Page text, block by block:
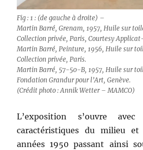
Fig : 1 : (de gauche à droite) –
Martin Barré, Grenam, 1957, Huile sur
Collection privée, Paris, Courtesy
Martin Barré, Peinture, 1956, Huile sur
Collection privée, Paris.
Martin Barré, 57-50-B, 1957, Huile sur
Fondation Grandur pour l’Art, Genève.
(Crédit photo : Annik Wetter – MAMCO)
L’exposition s’ouvre
caractéristiques du milieu
années 1950 passant ainsi